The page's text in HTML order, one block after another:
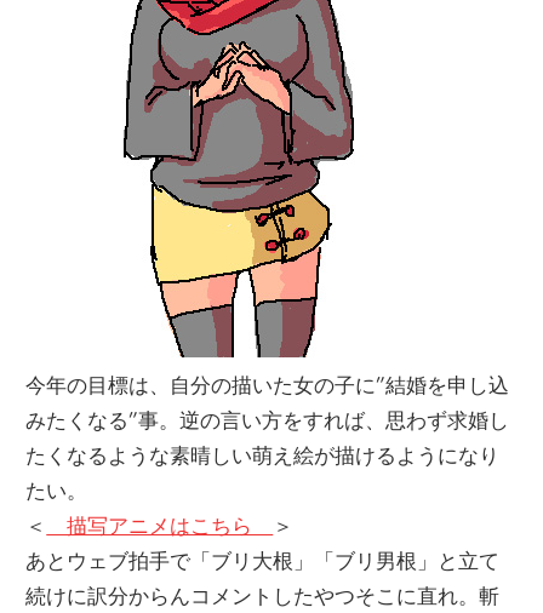
今年の目標は、自分の描いた女の子に”結婚を申し込
みたくなる”事。逆の言い方をすれば、思わず求婚し
たくなるような素晴しい萌え絵が描けるようになり
たい。
＜
描写アニメはこちら
＞
あとウェブ拍手で「ブリ大根」「ブリ男根」と立て
続けに訳分からんコメントしたやつそこに直れ。斬